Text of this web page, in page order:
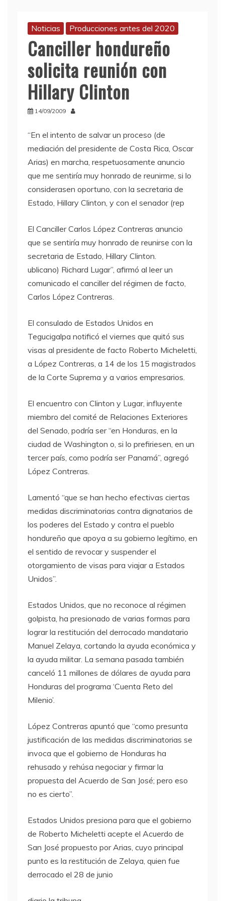
Noticias Producciones antes del 2020
Canciller hondureño
solicita reunión con
Hillary Clinton
14/09/2009
“En el intento de salvar un proceso (de
mediación del presidente de Costa Rica, Oscar
Arias) en marcha, respetuosamente anuncio
que me sentiría muy honrado de reunirme, si lo
considerasen oportuno, con la secretaria de
Estado, Hillary Clinton, y con el senador (rep
El Canciller Carlos López Contreras anuncio
que se sentiría muy honrado de reunirse con la
secretaria de Estado, Hillary Clinton.
ublicano) Richard Lugar”, afirmó al leer un
comunicado el canciller del régimen de facto,
Carlos López Contreras.
El consulado de Estados Unidos en
Tegucigalpa notificó el viernes que quitó sus
visas al presidente de facto Roberto Micheletti,
a López Contreras, a 14 de los 15 magistrados
de la Corte Suprema y a varios empresarios.
El encuentro con Clinton y Lugar, influyente
miembro del comité de Relaciones Exteriores
del Senado, podría ser “en Honduras, en la
ciudad de Washington o, si lo prefiriesen, en un
tercer país, como podría ser Panamá”, agregó
López Contreras.
Lamentó “que se han hecho efectivas ciertas
medidas discriminatorias contra dignatarios de
los poderes del Estado y contra el pueblo
hondureño que apoya a su gobierno legítimo, en
el sentido de revocar y suspender el
otorgamiento de visas para viajar a Estados
Unidos”.
Estados Unidos, que no reconoce al régimen
golpista, ha presionado de varias formas para
lograr la restitución del derrocado mandatario
Manuel Zelaya, cortando la ayuda económica y
la ayuda militar. La semana pasada también
canceló 11 millones de dólares de ayuda para
Honduras del programa ‘Cuenta Reto del
Milenio’.
López Contreras apuntó que “como presunta
justificación de las medidas discriminatorias se
invoca que el gobierno de Honduras ha
rehusado y rehúsa negociar y firmar la
propuesta del Acuerdo de San José; pero eso
no es cierto”.
Estados Unidos presiona para que el gobierno
de Roberto Micheletti acepte el Acuerdo de
San José propuesto por Arias, cuyo principal
punto es la restitución de Zelaya, quien fue
derrocado el 28 de junio